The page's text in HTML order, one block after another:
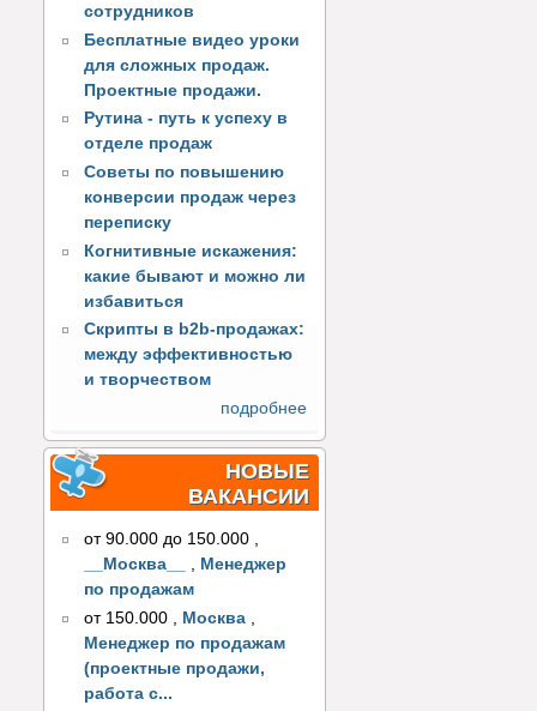
сотрудников
Бесплатные видео уроки
для сложных продаж.
Проектные продажи.
Рутина - путь к успеху в
отделе продаж
Советы по повышению
конверсии продаж через
переписку
Когнитивные искажения:
какие бывают и можно ли
избавиться
Скрипты в b2b-продажах:
между эффективностью
и творчеством
подробнее
НОВЫЕ
ВАКАНСИИ
от 90.000 до 150.000 ,
__Москва__
, Менеджер
по продажам
от 150.000
Москва
Менеджер по продажам
(проектные продажи,
работа с...